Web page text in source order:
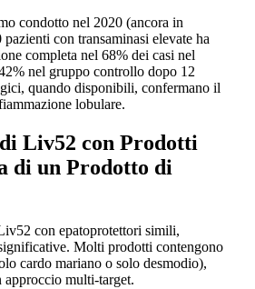
condotto nel 2020 (ancora in
con transaminasi elevate ha
completa nel 68% dei casi nel
nel gruppo controllo dopo 12
quando disponibili, confermano il
lobulare.
Liv52 con Prodotti
di un Prodotto di
con epatoprotettori simili,
Molti prodotti contengono
cardo mariano o solo desmodio),
multi-target.